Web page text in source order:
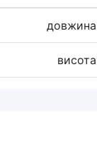
довжина
висота